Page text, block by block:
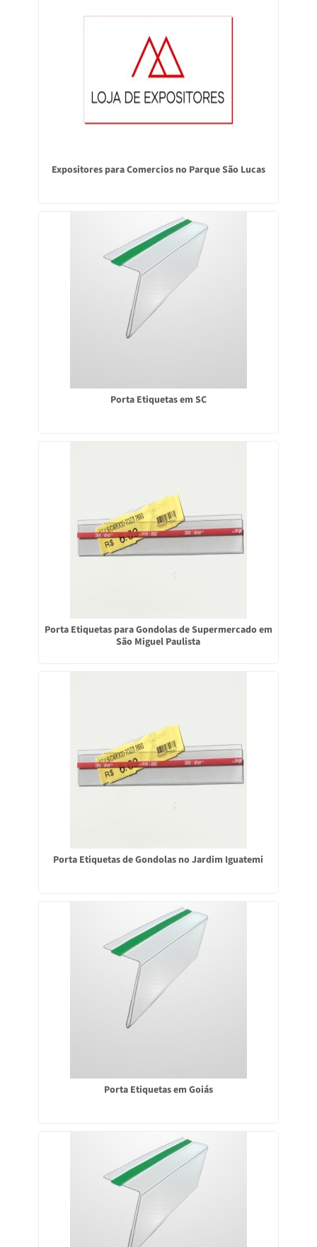
Expositores para Comercios no Parque São Lucas
Porta Etiquetas em SC
Porta Etiquetas para Gondolas de Supermercado em
São Miguel Paulista
Porta Etiquetas de Gondolas no Jardim Iguatemi
Porta Etiquetas em Goiás